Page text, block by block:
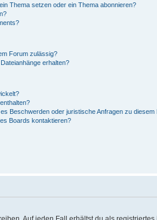
Thema setzen oder ein Thema abonnieren?
Forum zulässig?
erhalten?
Beschwerden oder juristische Anfragen zu diesem
Boards kontaktieren?